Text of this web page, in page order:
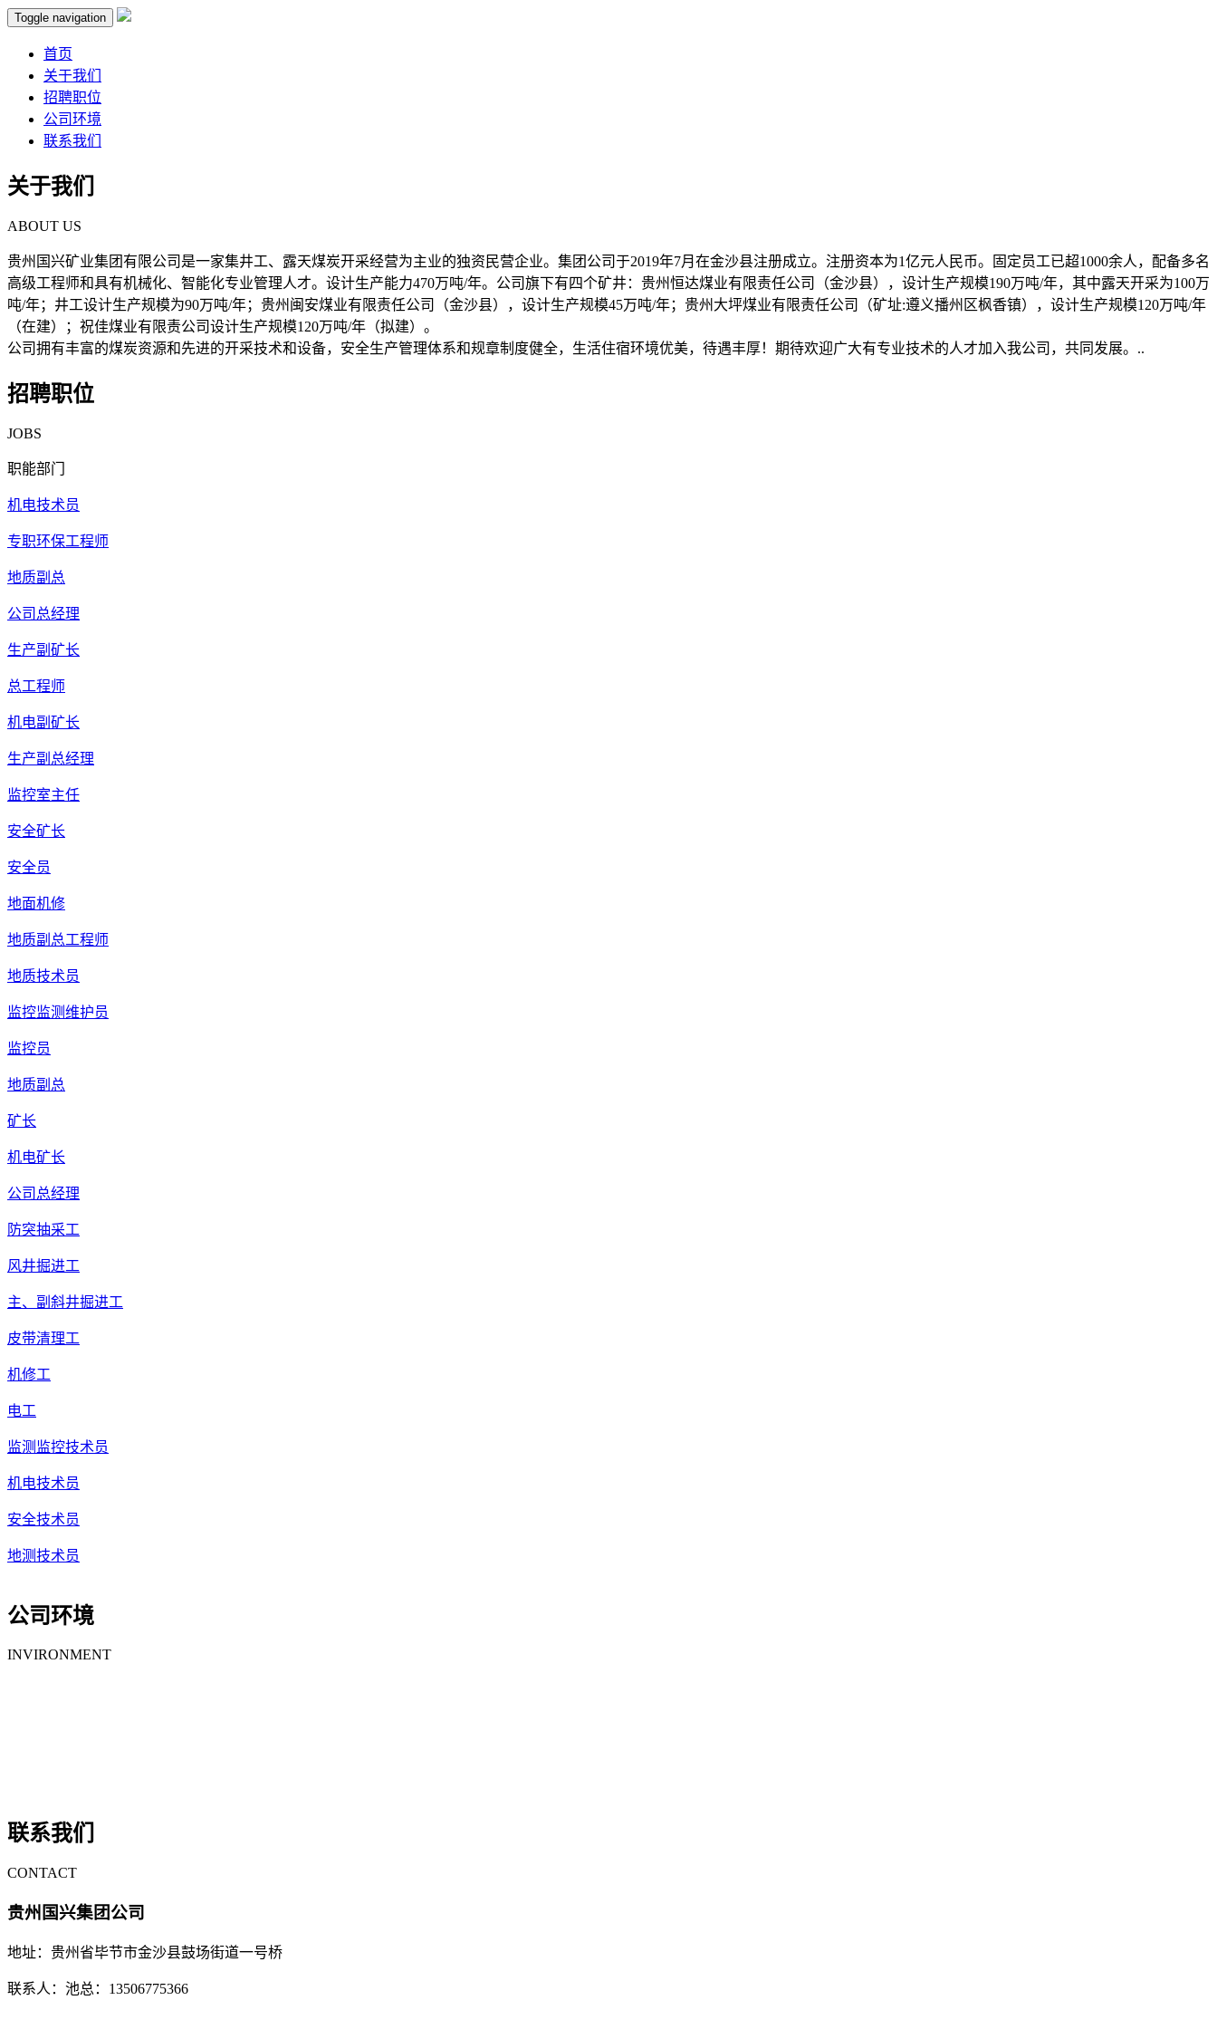
Toggle navigation
首页
关于我们
招聘职位
公司环境
联系我们
关于我们
ABOUT US
贵州国兴矿业集团有限公司是一家集井工、露天煤炭开采经营为主业的独资民营企业。集团公司于2019年7月在金沙县注册成立。注册资本为1亿元人民币。固定员工已超1000余人，配备多名
高级工程师和具有机械化、智能化专业管理人才。设计生产能力470万吨/年。公司旗下有四个矿井：贵州恒达煤业有限责任公司（金沙县），设计生产规模190万吨/年，其中露天开采为100万
吨/年；井工设计生产规模为90万吨/年；贵州闽安煤业有限责任公司（金沙县），设计生产规模45万吨/年；贵州大坪煤业有限责任公司（矿址:遵义播州区枫香镇），设计生产规模120万吨/年
（在建）；祝佳煤业有限责公司设计生产规模120万吨/年（拟建）。
公司拥有丰富的煤炭资源和先进的开采技术和设备，安全生产管理体系和规章制度健全，生活住宿环境优美，待遇丰厚！期待欢迎广大有专业技术的人才加入我公司，共同发展。..
招聘职位
JOBS
职能部门
机电技术员
专职环保工程师
地质副总
公司总经理
生产副矿长
总工程师
机电副矿长
生产副总经理
监控室主任
安全矿长
安全员
地面机修
地质副总工程师
地质技术员
监控监测维护员
监控员
地质副总
矿长
机电矿长
公司总经理
防突抽采工
风井掘进工
主、副斜井掘进工
皮带清理工
机修工
电工
监测监控技术员
机电技术员
安全技术员
地测技术员
公司环境
INVIRONMENT
联系我们
CONTACT
贵州国兴集团公司
地址：贵州省毕节市金沙县鼓场街道一号桥
联系人：池总：13506775366